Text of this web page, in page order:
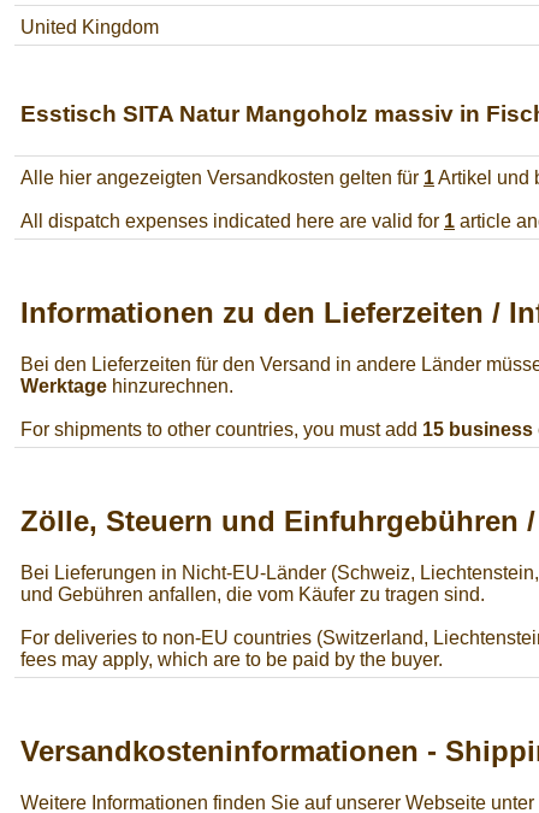
United Kingdom
Esstisch SITA Natur Mangoholz massiv in
Alle hier angezeigten Versandkosten gelten für 1Artikel und
All dispatch expenses indicated here are valid for 1 article
Informationen zu den Lieferzeiten /
Bei den Lieferzeiten für den Versand in andere Länder
Werktage hinzurechnen.
For shipments to other countries, you must add 15 business
Zölle, Steuern und Einfuhrgebühren
Bei Lieferungen in Nicht-EU-Länder (Schweiz,
und Gebühren anfallen, die vom Käufer zu tragen sind.
For deliveries to non-EU countries (Switzerland,
fees may apply, which are to be paid by the buyer.
Versandkosteninformationen -
Weitere Informationen finden Sie auf unserer Webseite unter